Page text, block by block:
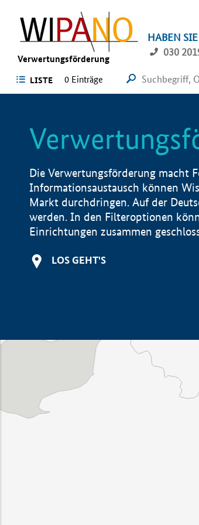
Verwertungsförderung
HABEN
030
LISTE 0 Einträge
Die Verwertungsförderung macht
Informationsaustausch können
Markt durchdringen. Auf der
werden. In den Filteroptionen
Einrichtungen zusammen
LOS GEHT'S